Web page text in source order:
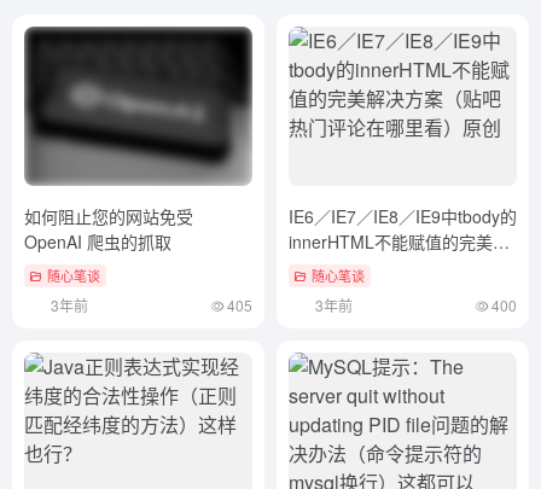
如何阻止您的网站免受
OpenAI 爬虫的抓取
随心笔谈
3年前 405
IE6／IE7／IE8／IE9中tbody的
innerHTML不能赋值的完美解
决方案（贴吧热门评论在哪里
看）原创
随心笔谈
3年前 400